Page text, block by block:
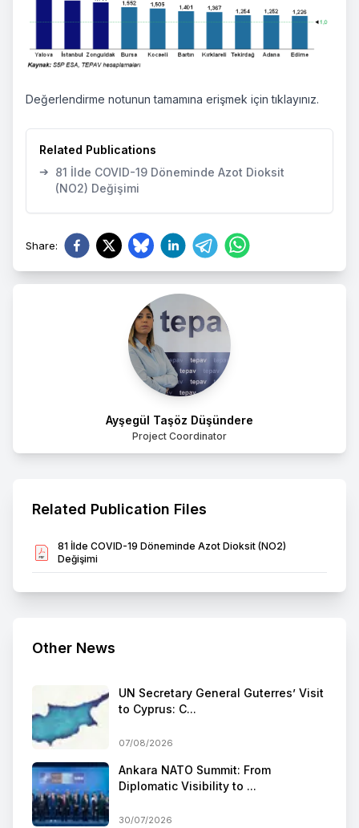
Ayşegül Taşöz Düşündere
Project Coordinator
Related Publication Files
81 İlde COVID-19 Döneminde Azot Dioksit (NO2)
Değişimi
Other News
UN Secretary General Guterres’ Visit
to Cyprus: C...
07/08/2026
Ankara NATO Summit: From
Diplomatic Visibility to ...
30/07/2026
Değerlendirme notunun tamamına erişmek içintıklayınız.
Related Publications
➔ 81 İlde COVID-19 Döneminde Azot Dioksit
(NO2) Değişimi
Share: